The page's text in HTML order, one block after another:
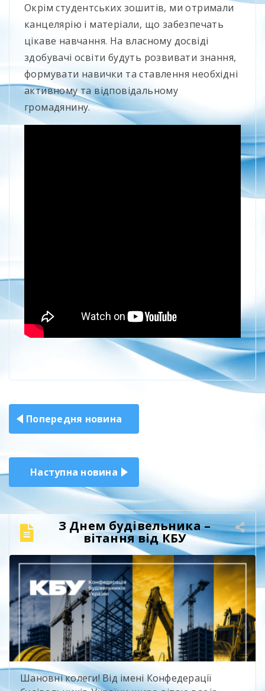
Окрім студентських зошитів, ми отримали
канцелярію і матеріали, що забезпечать
цікаве навчання. На власному досвіді
здобувачі освіти будуть розвивати знання,
формувати навички та ставлення необхідні
активному та відповідальному
громадянину.
Навігація
записів
Попередня новина
Наступна новина
З Днем будівельника –
вітання від КБУ
Шановні колеги! Від імені Конфедерації